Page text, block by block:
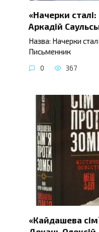
«Начерки
Аркадій
Назва: Начерки
Письменник
0 367
«Кайдашева